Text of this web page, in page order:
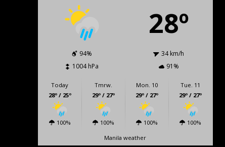
28º
94%
34 km/h
1004 hPa
91%
Today
28º / 25º
100%
Tmrw.
29º / 27º
100%
Mon. 10
29º / 27º
100%
Tue. 11
29º / 27º
100%
Manila weather